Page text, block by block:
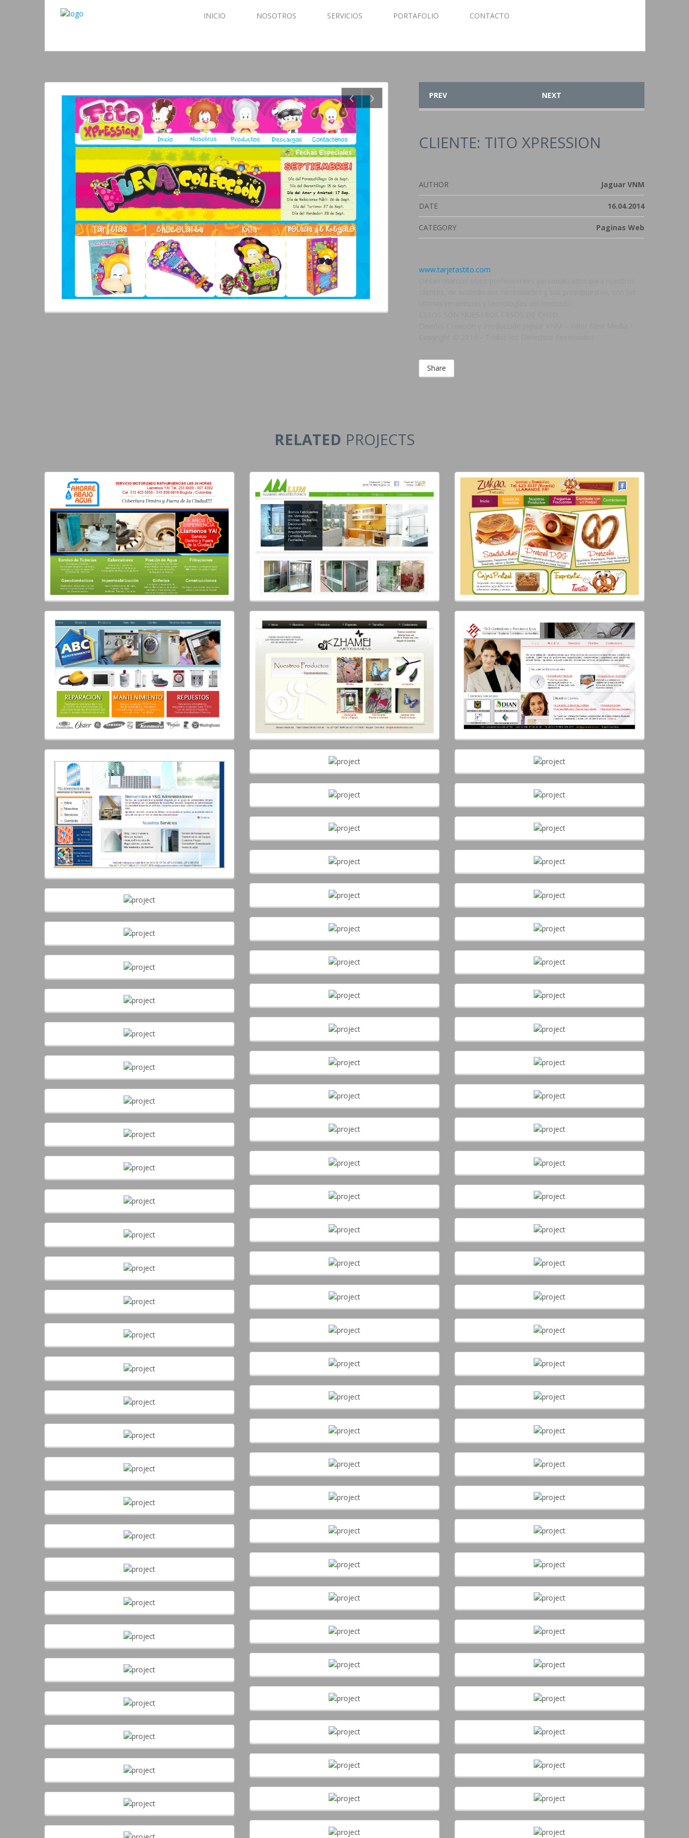
INICIO NOSOTROS SERVICIOS PORTAFOLIO CONTACTO
‹ › PREV NEXT
CLIENTE: TITO XPRESSION
Jaguar VNM
AUTHOR
16.04.2014
DATE
Paginas Web
CATEGORY
www.tarjetastito.com
Share
RELATED PROJECTS